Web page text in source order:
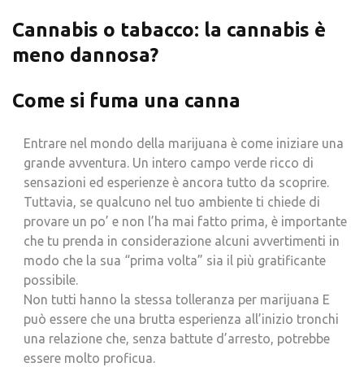
Cannabis o tabacco: la cannabis è
meno dannosa?
Come si fuma una canna
Entrare nel mondo della marijuana è come iniziare una
grande avventura. Un intero campo verde ricco di
sensazioni ed esperienze è ancora tutto da scoprire.
Tuttavia, se qualcuno nel tuo ambiente ti chiede di
provare un po’ e non l’ha mai fatto prima, è importante
che tu prenda in considerazione alcuni avvertimenti in
modo che la sua “prima volta” sia il più gratificante
possibile.
Non tutti hanno la stessa tolleranza per marijuana E
può essere che una brutta esperienza all’inizio tronchi
una relazione che, senza battute d’arresto, potrebbe
essere molto proficua.